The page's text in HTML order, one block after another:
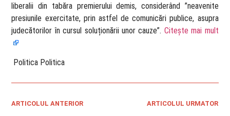
liberalii din tabăra premierului demis, considerând ”neavenite
presiunile exercitate, prin astfel de comunicări publice, asupra
judecătorilor în cursul soluționării unor cauze”. Citește mai mult
​ Politica Politica
ARTICOLUL ANTERIOR ARTICOLUL URMATOR